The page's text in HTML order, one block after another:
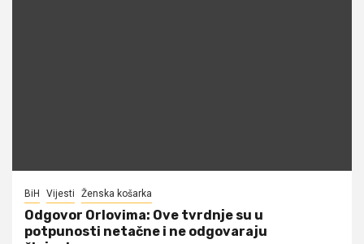
BiH Vijesti Ženska košarka
Odgovor Orlovima: ​Ove tvrdnje su u
potpunosti netačne i ne odgovaraju